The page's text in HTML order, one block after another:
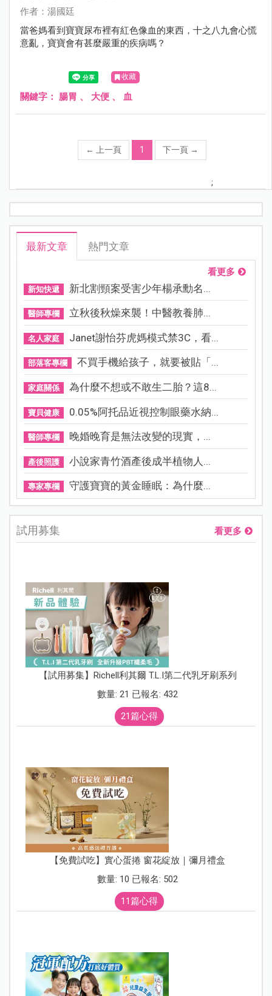
作者：湯國廷
當爸媽看到寶寶尿布裡有紅色像血的東西，十之八九會心慌
意亂，寶寶會有甚麼嚴重的疾病嗎？
收藏
關鍵字： 腸胃 、 大便 、 血
← 上一頁 1 下一頁 →
;
最新文章 熱門文章
看更多
新知快遞 新北割頸案受害少年楊承勳名...
醫師專欄 立秋後秋燥來襲！中醫教養肺...
名人家庭 Janet謝怡芬虎媽模式禁3C，看...
部落客專欄 不買手機給孩子，就要被貼「...
家庭關係 為什麼不想或不敢生二胎？這8...
寶貝健康 0.05%阿托品近視控制眼藥水納...
醫師專欄 晚婚晚育是無法改變的現實，...
產後照護 小說家青竹酒產後成半植物人...
專家專欄 守護寶寶的黃金睡眠：為什麼...
試用募集 看更多
【試用募集】Richell利其爾 T.L.I第二代乳牙刷系列
數量: 21 已報名: 432
21篇心得
【免費試吃】實心蛋捲 窗花綻放｜彌月禮盒
數量: 10 已報名: 502
11篇心得